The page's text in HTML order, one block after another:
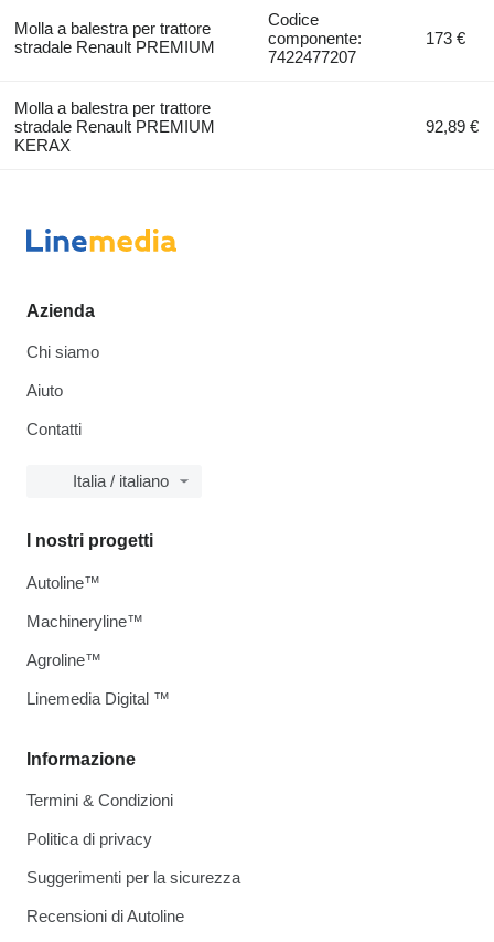
Molla a balestra per trattore
stradale Renault PREMIUM
Codice
componente:
7422477207
173 €
Molla a balestra per trattore
stradale Renault PREMIUM
KERAX
92,89 €
Azienda
Chi siamo
Aiuto
Contatti
Italia / italiano
Informazione
Termini & Condizioni
Politica di privacy
Suggerimenti per la sicurezza
Recensioni di Autoline
I nostri progetti
Autoline™
Machineryline™
Agroline™
Linemedia Digital ™